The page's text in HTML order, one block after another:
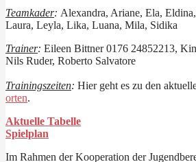
Teamkader: Alexandra, Ariane, Ela,
Laura, Leyla, Lika, Luana, Mila, Sidika
Trainer: Eileen Bittner 0176 24852213,
Nils Ruder, Roberto Salvatore
Trainingszeiten: Hier geht es zu den
orten.
Aktuelle Tabelle
Spielplan
Im Rahmen der Kooperation der